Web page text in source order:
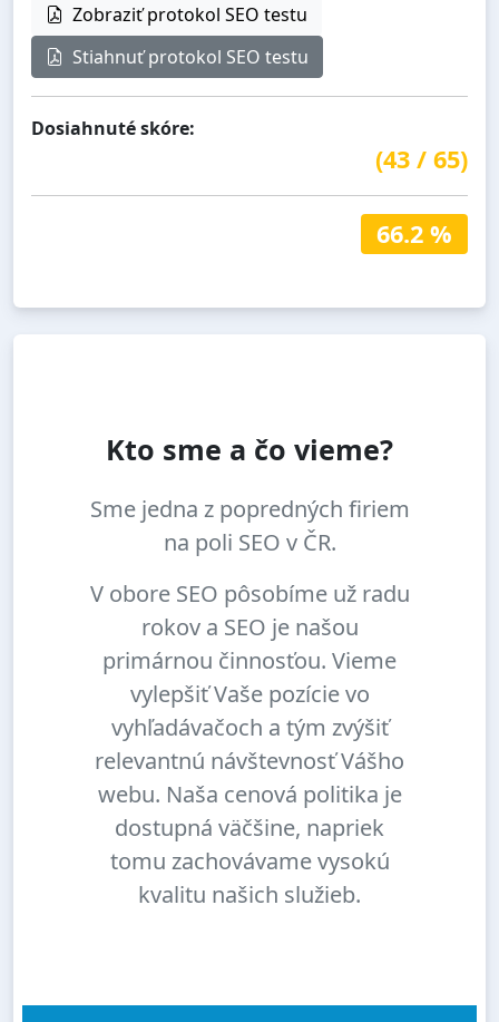
Zobraziť protokol SEO testu
Stiahnuť protokol SEO testu
Dosiahnuté skóre:
(43 / 65)
66.2 %
Kto sme a čo vieme?
Sme jedna z popredných firiem
na poli SEO v ČR.
V obore SEO pôsobíme už radu
rokov a SEO je našou
primárnou činnosťou. Vieme
vylepšiť Vaše pozície vo
vyhľadávačoch a tým zvýšiť
relevantnú návštevnosť Vášho
webu. Naša cenová politika je
dostupná väčšine, napriek
tomu zachovávame vysokú
kvalitu našich služieb.